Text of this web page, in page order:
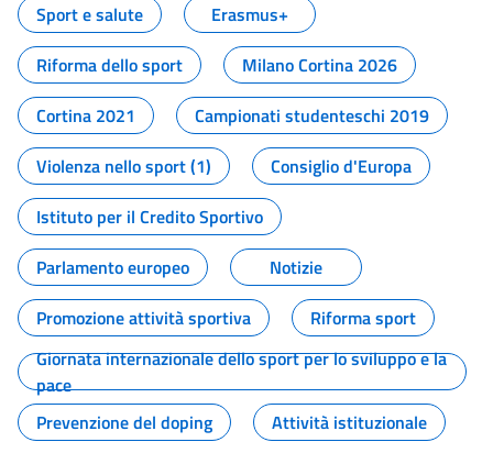
Sport e salute
Erasmus+
Riforma dello sport
Milano Cortina 2026
Cortina 2021
Campionati studenteschi 2019
Violenza nello sport (1)
Consiglio d'Europa
Istituto per il Credito Sportivo
Parlamento europeo
Notizie
Promozione attività sportiva
Riforma sport
Giornata internazionale dello sport per lo sviluppo e la
pace
Prevenzione del doping
Attività istituzionale